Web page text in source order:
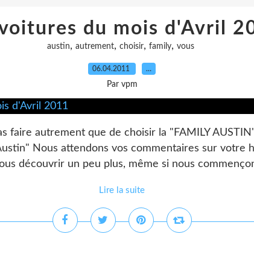
voitures du mois d'Avril
austin, autrement, choisir, family, vous
06.04.2011 …
Par vpm
faire autrement que de choisir la "FAMILY
Nous attendons vos commentaires sur votre
découvrir un peu plus, même si nous
Lire la suite